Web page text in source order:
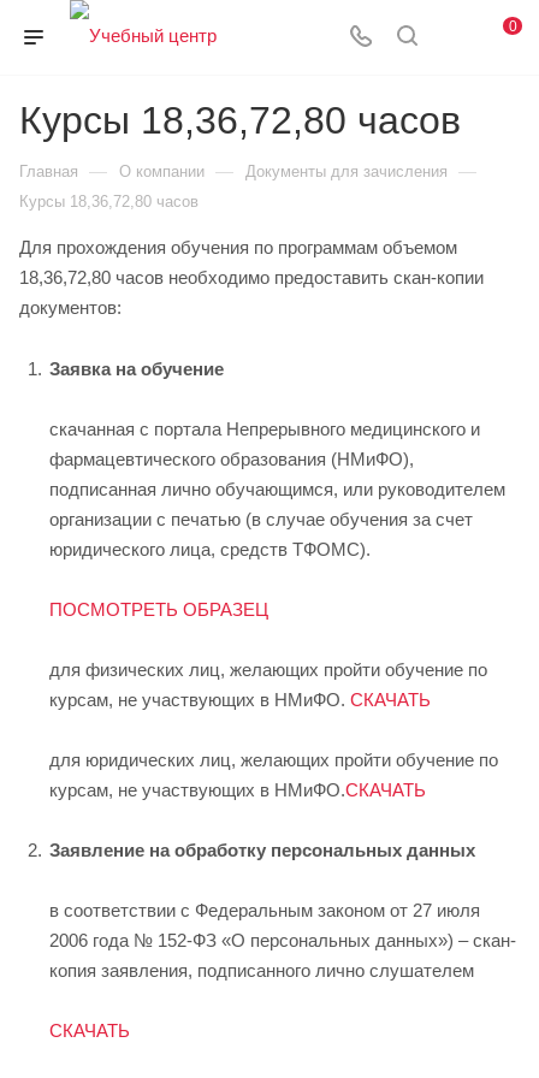
0
Курсы 18,36,72,80 часов
Главная — О компании — Документы для зачисления —
Курсы 18,36,72,80 часов
Для прохождения обучения по программам объемом
18,36,72,80 часов необходимо предоставить скан-копии
документов:
Заявка на обучение
скачанная с портала Непрерывного медицинского и
фармацевтического образования (НМиФО),
подписанная лично обучающимся, или руководителем
организации с печатью (в случае обучения за счет
юридического лица, средств ТФОМС).
ПОСМОТРЕТЬ ОБРАЗЕЦ
для физических лиц, желающих пройти обучение по
курсам, не участвующих в НМиФО. СКАЧАТЬ
для юридических лиц, желающих пройти обучение по
курсам, не участвующих в НМиФО.СКАЧАТЬ
Заявление на обработку персональных данных
в соответствии с Федеральным законом от 27 июля
2006 года № 152-ФЗ «О персональных данных») – скан-
копия заявления, подписанного лично слушателем
СКАЧАТЬ